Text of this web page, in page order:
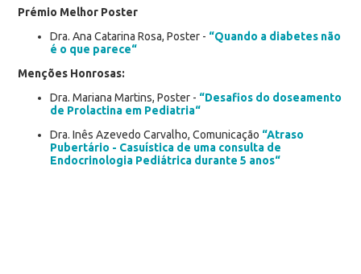
Prémio Melhor Poster
Dra. Ana Catarina Rosa, Poster - “Quando a diabetes não
é o que parece“
Menções Honrosas:
Dra. Mariana Martins, Poster - “Desafios do doseamento
de Prolactina em Pediatria“
Dra. Inês Azevedo Carvalho, Comunicação “Atraso
Pubertário - Casuística de uma consulta de
Endocrinologia Pediátrica durante 5 anos“